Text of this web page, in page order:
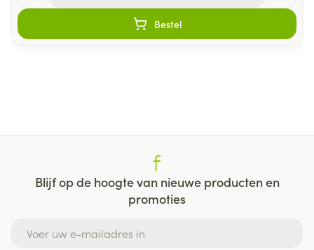
Bestel
Blijf op de hoogte van nieuwe producten en
promoties